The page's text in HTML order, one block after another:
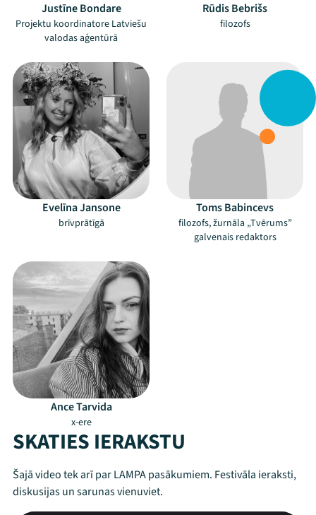
Justīne Bondare
Projektu koordinatore Latviešu
valodas aģentūrā
Rūdis Bebrišs
filozofs
Evelīna Jansone
brīvprātīgā
Toms Babincevs
filozofs, žurnāla „Tvērums”
galvenais redaktors
Ance Tarvida
x-ere
SKATIES IERAKSTU
Šajā video tek arī par LAMPA pasākumiem. Festivāla ieraksti,
diskusijas un sarunas vienuviet.